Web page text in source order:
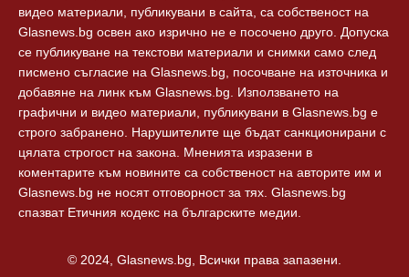
видео материали, публикувани в сайта, са собственост на
Glasnews.bg освен ако изрично не е посочено друго. Допуска
се публикуване на текстови материали и снимки само след
писмено съгласие на Glasnews.bg, посочване на източника и
добавяне на линк към Glasnews.bg. Използването на
графични и видео материали, публикувани в Glasnews.bg е
строго забранено. Нарушителите ще бъдат санкционирани с
цялата строгост на закона. Мненията изразени в
коментарите към новините са собственост на авторите им и
Glasnews.bg не носят отговорност за тях. Glasnews.bg
спазват Етичния кодекс на българските медии.
© 2024, Glasnews.bg, Всички права запазени.